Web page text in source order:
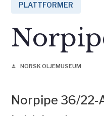
PLATTFORMER
person NORSK OLJEMUSEUM
Norpipe 36/22-